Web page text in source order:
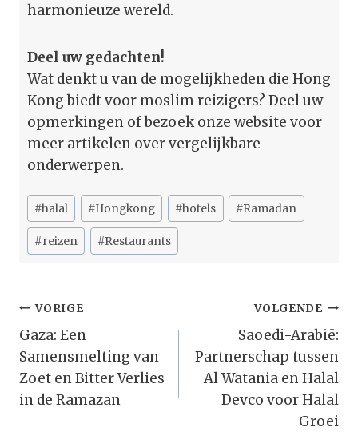
harmonieuze wereld.
Deel uw gedachten!
Wat denkt u van de mogelijkheden die Hong
Kong biedt voor moslim reizigers? Deel uw
opmerkingen of bezoek onze website voor
meer artikelen over vergelijkbare
onderwerpen.
Bericht
tags:
#halal #Hongkong #hotels #Ramadan
#reizen #Restaurants
Bericht
Navigatie
VORIGE
Gaza: Een
Samensmelting van
Zoet en Bitter Verlies
in de Ramazan
VOLGENDE
Saoedi-Arabië:
Partnerschap tussen
Al Watania en Halal
Devco voor Halal
Groei